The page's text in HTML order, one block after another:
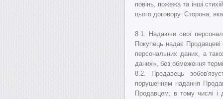
повінь, пожежа та інші
цього договору. Сторона,
8.1. Надаючи свої
Покупець надає
персональних даних, а
даних», без обмеження
8.2. Продавець
порушенням надання
Продавцем, в тому числі і